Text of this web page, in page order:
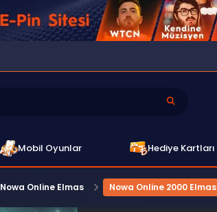
Mobil Oyunlar Hediye Kartları
Nowa Online Elmas Nowa Online 2000 Elmas